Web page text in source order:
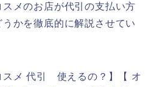
メのお店が代引の支払い方
かを徹底的に解説させてい
スメ 代引 使えるの？】【 オ